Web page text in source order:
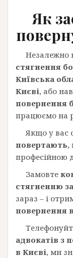
Як
Незалежно
стягнення
Київська
Києві, або
повернення
працюємо на
Якщо у вас
повертають,
професійною
Замовте
стягненню
зараз – і
повернення
адвокатів з
в Києві, ми